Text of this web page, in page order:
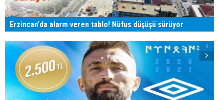
Erzincan'da alarm veren tablo! Nüfus düşüşü sürüyor